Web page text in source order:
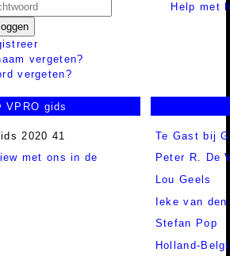
vergeten?
vergeten?
Help met
VPRO gids
met ons in de
Te Gast bij
Peter R. De
Lou Geels
Ieke van den
Stefan Pop
Holland-